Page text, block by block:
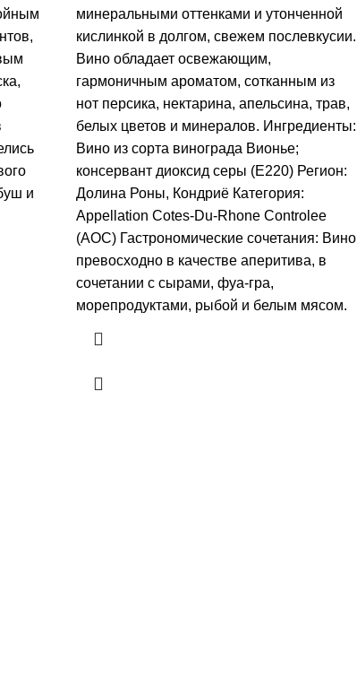
и
минеральными оттенками и утонченной
кислинкой в долгом, свежем послевкусии.
Вино обладает освежающим,
гармоничным ароматом, сотканным из
нот персика, нектарина, апельсина, трав,
белых цветов и минералов. Ингредиенты:
Вино из сорта винограда Вионье;
консервант диоксид серы (Е220) Регион:
Долина Роны, Кондриё Категория:
Appellation Cotes-Du-Rhone Controlee
(AOC) Гастрономические сочетания: Вино
превосходно в качестве аперитива, в
сочетании с сырами, фуа-гра,
морепродуктами, рыбой и белым мясом.